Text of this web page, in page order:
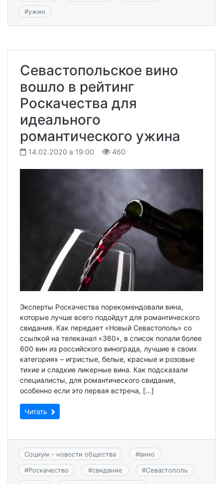
#ужин
Севастопольское вино
вошло в рейтинг
Роскачества для
идеального
романтического ужина
14.02.2020 в 19:00 460
Эксперты Роскачества порекомендовали вина,
которые лучше всего подойдут для романтического
свидания. Как передает «Новый Севастополь» со
ссылкой на телеканал «360», в список попали более
600 вин из российского винограда, лучшие в своих
категориях – игристые, белые, красные и розовые
тихие и сладкие ликерные вина. Как подсказали
специалисты, для романтического свидания,
особенно если это первая встреча, […]
Читать
Социум - новости общества #вино
#Роскачество #свидание #Севастополь